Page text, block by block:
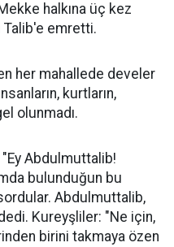
halkına üç kez
emretti.
her mahallede develer
kurtların,
olunmadı.
Abdulmuttalib!
bulunduğun bu
Abdulmuttalib,
Kureyşliler: "Ne için,
birini takmaya özen